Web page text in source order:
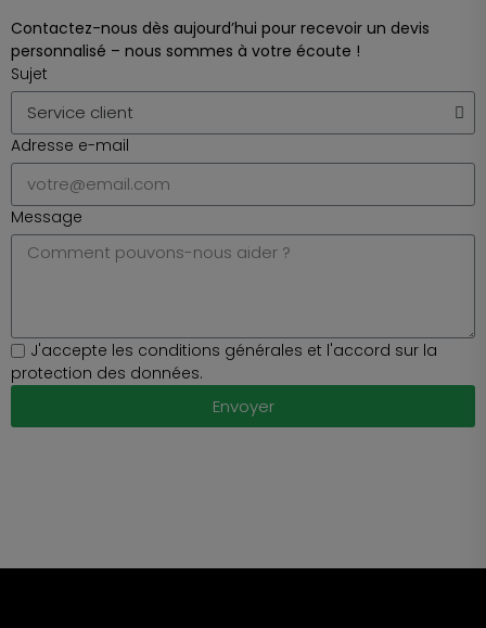
Contactez-nous dès aujourd’hui pour recevoir un devis
personnalisé – nous sommes à votre écoute !
Sujet
Adresse e-mail
Message
J'accepte les conditions générales et l'accord sur la
protection des données.
Envoyer